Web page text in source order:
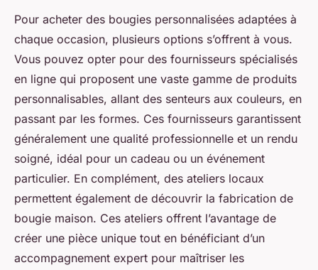
Pour acheter des bougies personnalisées adaptées à
chaque occasion, plusieurs options s’offrent à vous.
Vous pouvez opter pour des fournisseurs spécialisés
en ligne qui proposent une vaste gamme de produits
personnalisables, allant des senteurs aux couleurs, en
passant par les formes. Ces fournisseurs garantissent
généralement une qualité professionnelle et un rendu
soigné, idéal pour un cadeau ou un événement
particulier. En complément, des ateliers locaux
permettent également de découvrir la fabrication de
bougie maison. Ces ateliers offrent l’avantage de
créer une pièce unique tout en bénéficiant d’un
accompagnement expert pour maîtriser les